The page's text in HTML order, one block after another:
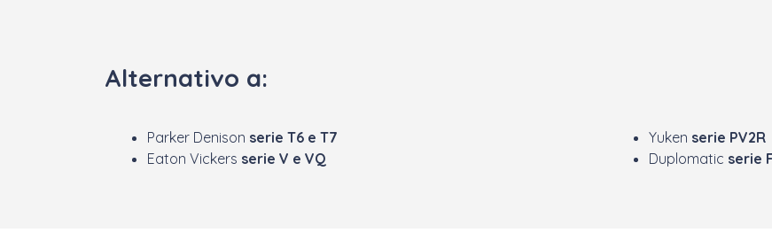
Alternativo a:
Parker Denison serie T6 e T7
Eaton Vickers serie V e VQ
Yuken serie PV2R
Duplomatic serie